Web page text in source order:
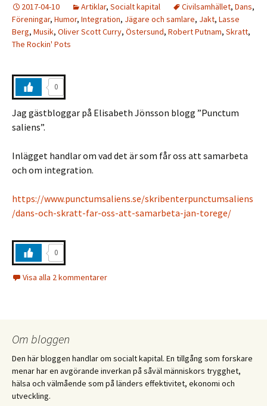
2017-04-10 Artiklar, Socialt kapital Civilsamhället, Dans,
Föreningar, Humor, Integration, Jägare och samlare, Jakt, Lasse
Berg, Musik, Oliver Scott Curry, Östersund, Robert Putnam, Skratt,
The Rockin' Pots
0
Jag gästbloggar på Elisabeth Jönsson blogg ”Punctum
saliens”.
Inlägget handlar om vad det är som får oss att samarbeta
och om integration.
https://www.punctumsaliens.se/skribenterpunctumsaliens
/dans-och-skratt-far-oss-att-samarbeta-jan-torege/
0
Visa alla 2 kommentarer
Om bloggen
Den här bloggen handlar om socialt kapital. En tillgång som forskare
menar har en avgörande inverkan på såväl människors trygghet,
hälsa och välmående som på länders effektivitet, ekonomi och
utveckling.